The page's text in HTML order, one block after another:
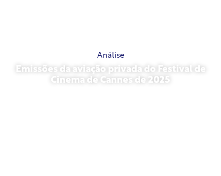
Análise
Emissões da aviação privada do Festival de
Cinema de Cannes de 2025